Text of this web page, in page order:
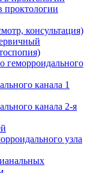
проктологии
консультация)
геморроидального
канала 1
канала 2-я
узла